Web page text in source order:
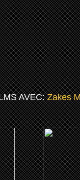
AVEC:Zakes